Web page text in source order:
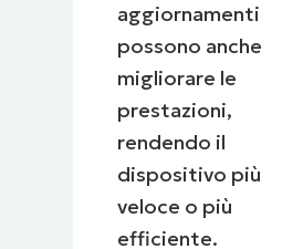
aggiornamenti
possono anche
migliorare le
prestazioni,
rendendo il
dispositivo più
veloce o più
efficiente.